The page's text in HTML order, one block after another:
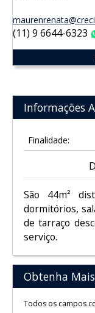
(11) 9 6644-6323
Informações
Finalidade:
São 44m²
dormitórios,
de tarraço
serviço.
Obtenha
Todos os campos